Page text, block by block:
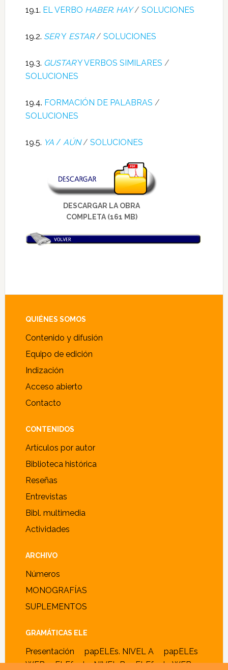
19.1. EL VERBO HABER: HAY/ SOLUCIONES
19.2. SERYESTAR/ SOLUCIONES
19.3. GUSTARY VERBOS SIMILARES /
SOLUCIONES
19.4. FORMACIÓN DE PALABRAS /
SOLUCIONES
19.5. YA/ AÚN/ SOLUCIONES
DESCARGAR LA OBRA
COMPLETA (161 MB)
Footer
QUIÉNES SOMOS
Contenido y difusión
Equipo de edición
Indización
Acceso abierto
Contacto
CONTENIDOS
Artículos por autor
Biblioteca histórica
Reseñas
Entrevistas
Bibl. multimedia
Actividades
ARCHIVO
Números
MONOGRAFÍAS
SUPLEMENTOS
GRAMÁTICAS ELE
Presentación papELEs. NIVEL A
papELEs
WEB
ELEfante. NIVEL B ELEfante WEB